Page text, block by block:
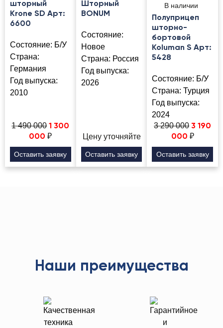
шторный
Krone SD Арт:
6600
Состояние: Б/У
Страна:
Германия
Год выпуска:
2010
1 490 000 1 300
000 ₽
Оставить заявку
Шторный
BONUM
Состояние:
Новое
Страна: Россия
Год выпуска:
2026
Цену уточняйте
Оставить заявку
В наличии
Полуприцеп
шторно-
бортовой
Koluman S Арт:
5428
Состояние: Б/У
Страна:Турция
Год выпуска:
2024
3 290 000 3 190
000 ₽
Оставить заявку
Наши преимущества